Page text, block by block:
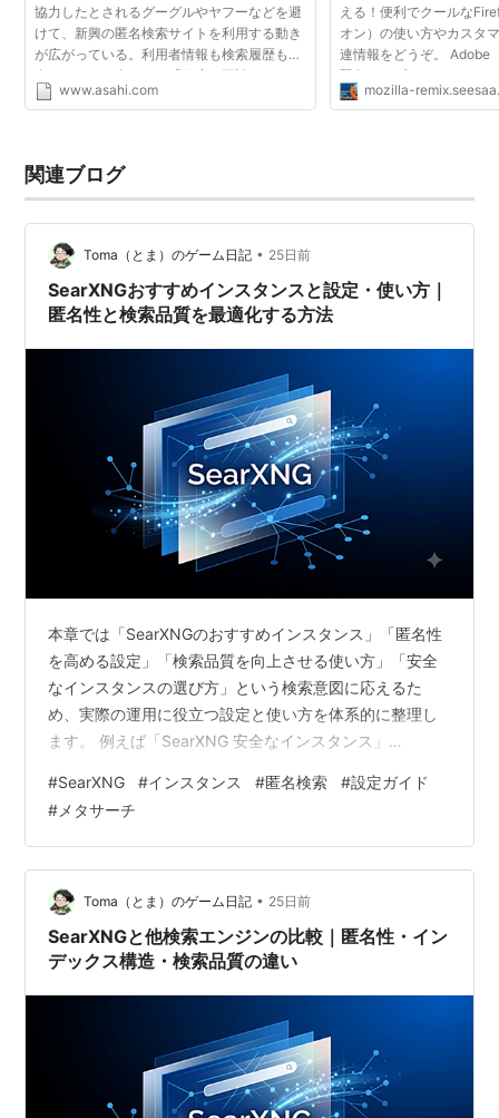
協力したとされるグーグルやヤフーなどを避
けて、新興の匿名検索サイトを利用する動き
が広がっている。利用者情報も検索履歴も保
存しないのが売りで、「政府に要請されても
情報を出しようがない」点に人気が集まって
www.asahi.com
える！便利でクールな
オン）の使い方やカスタ
連情報をどうぞ。 Adobe
緊急アップデート。 by
「Flash Player」を緊急
mozilla-
関連ブログ
Toma（とま）のゲーム日記 • 25日前
SearXNGおすすめインスタンスと設定・使い方｜
匿名性と検索品質を最適化する方法
本章では「SearXNGのおすすめインスタンス」「匿名性
を高める設定」「検索品質を向上させる使い方」「安全
なインスタンスの選び方」という検索意図に応えるた
め、実際の運用に役立つ設定と使い方を体系的に整理し
ます。 例えば「SearXNG 安全なインスタンス」
化」「VPNなしで使えるか」「匿名性を最大化する方
法」といった検索意図に対応し、検索エンジン総合イン
デックスと連携して理解を深められるように設計してい
ます。 第1〜5章で技術構造・匿名性・比較・日本語検索
品質を理解した読者が、実際にSearXNGを使うための最
終ガイドとなる章で…
#SearXNG #インスタンス #匿名検索 #設定ガイド
# メタサーチ
Toma（とま）のゲーム日記 • 25日前
SearXNGと他検索エンジンの比較｜匿名性・イン
デックス構造・検索品質の違い